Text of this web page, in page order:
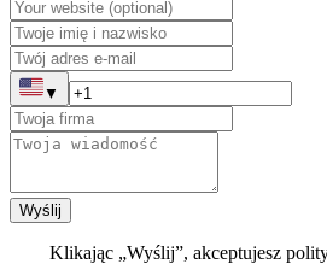
▼
Wyślij
Klikając „Wyślij”, akceptujesz